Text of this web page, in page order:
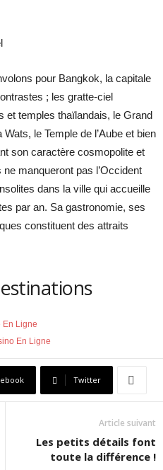
pour Bangkok, la capitale
; les gratte-ciel
et temples thaïlandais, le Grand
le Temple de l’Aube et bien
son caractère cosmopolite et
manqueront pas l’Occident
dans la ville qui accueille
par an. Sa gastronomie, ses
constituent des attraits
En Ligne
En Ligne
Twitter
Article suivant
Les petits détails font
toute la différence !